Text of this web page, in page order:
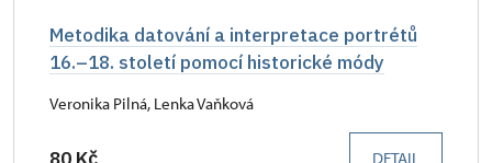
Metodika datování a interpretace portrétů
16.–18. století pomocí historické módy
Veronika Pilná, Lenka Vaňková
DETAIL